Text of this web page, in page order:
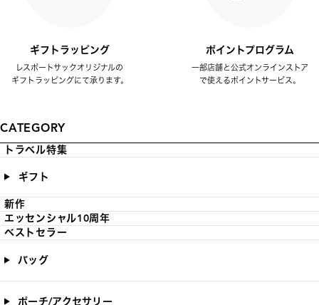
ギフトラッピング
レスポートサックオリジナルの
ギフトラッピングにて承ります。
ポイントプログラム
一部店舗と公式オンラインストア
で使えるポイントサービス。
CATEGORY
トラベル特集
ギフト
新作
エッセンシャル10周年
ベストセラー
バッグ
ポーチ/アクセサリー